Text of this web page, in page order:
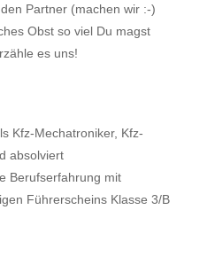
Partner (machen wir :-)
Obst so viel Du magst
es uns!
Kfz-Mechatroniker, Kfz-
absolviert
Berufserfahrung mit
Führerscheins Klasse 3/B